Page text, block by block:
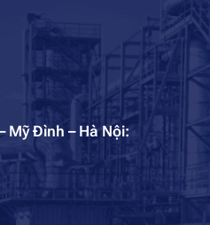
Mỹ Đình – Hà Nội: